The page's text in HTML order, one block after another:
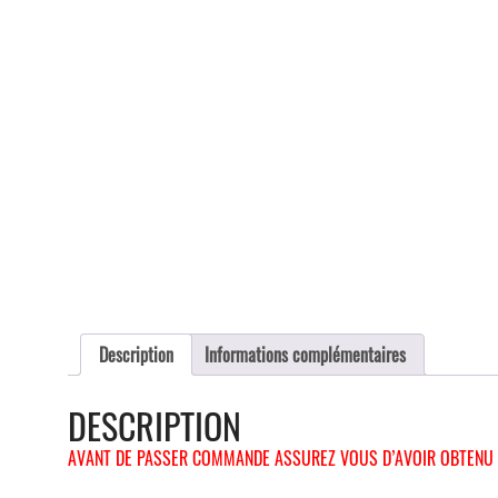
Description Informations complémentaires
DESCRIPTION
AVANT DE PASSER COMMANDE ASSUREZ VOUS D’AVOIR